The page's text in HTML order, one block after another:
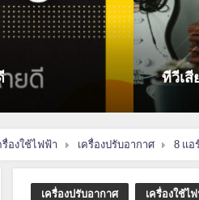
รื่องใช้ไฟฟ้า เครื่องปรับอากาศ 8 แอ
เครื่องปรับอากาศ เครื่องใช้ไ